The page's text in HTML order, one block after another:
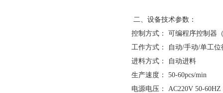
二、设备技术参数：
控制方式： 可编程序控制器
工作方式： 自动/手动/单工位
进料方式： 自动进料
生产速度： 50-60pcs/min
电源电压： AC220V 50-60HZ